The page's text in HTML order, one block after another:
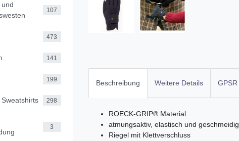
107
473
141
199
298
3
Beschreibung Weitere Details GPSR
ROECK-GRIP® Material
atmungsaktiv, elastisch und geschmeidig
Riegel mit Klettverschluss